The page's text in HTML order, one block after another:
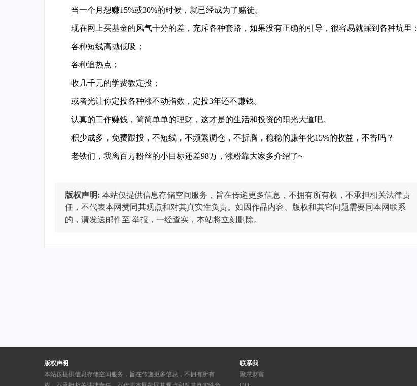
当一个月想赚15%或30%的时候，就已经成为了赌徒。
现在网上买基金的风气十分的差，充斥各种套路，如果没有正确的引导，很容易就踩到各种坑里：
各种短线高抛低吸；
各种追热点；
收几千元的学费教定投；
或者光让你定投各种涨不动指数，定投3年还不赚钱。
认真的工作赚钱，简简单单的理财，这才是的生活和投资的阳光大道吧。
积少成多，免费跟投，不短线，不频繁调仓，不折腾，稳稳的赚年化15%的收益，不香吗？
老铁们，我离百万粉丝的小目标还差98万，涨粉靠大家多介绍了~
版权声明: 本站仅提供信息存储空间服务，旨在传递更多信息，不拥有所有权，不承担相关法律责
任，不代表本网赞同其观点和对其真实性负责。如因作品内容、版权和其它问题需要同本网联系
的，请发送邮件至 举报，一经查实，本站将立刻删除。
版权声明
本站仅提供信息存储空间服务，旨在传递更多信息，不拥有所有
联系我
聚慧财富